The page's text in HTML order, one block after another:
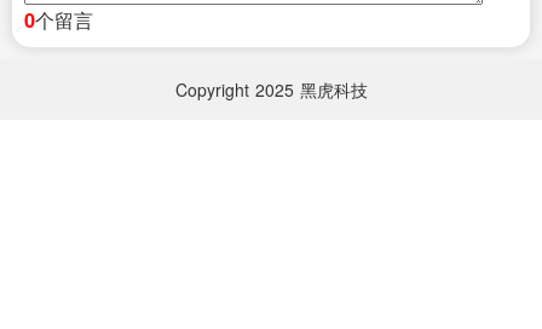
0个留言
Copyright 2025 黑虎科技